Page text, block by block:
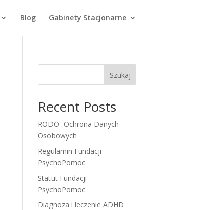
Blog Gabinety Stacjonarne
Szukaj
Recent Posts
RODO- Ochrona Danych
Osobowych
Regulamin Fundacji
PsychoPomoc
Statut Fundacji
PsychoPomoc
Diagnoza i leczenie ADHD